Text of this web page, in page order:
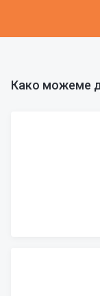
Како можеме